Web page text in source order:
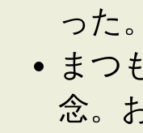
った。
まつ
念。